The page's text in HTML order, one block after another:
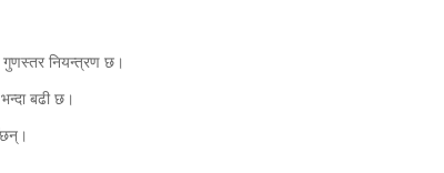
नियन्त्रण छ।
बढी छ।